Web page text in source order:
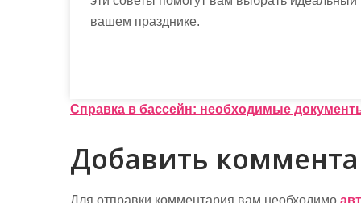
вашем празднике.
Н
а
в
Справка в бассейн: необходимые
Добавить
Для отправки комментария вам необходимо